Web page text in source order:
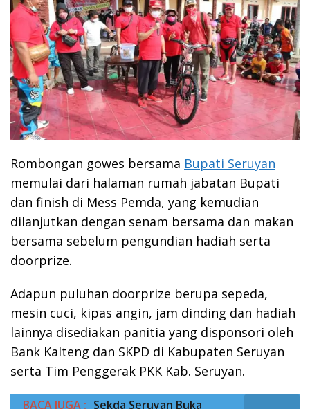
Rombongan gowes bersama Bupati Seruyan
memulai dari halaman rumah jabatan Bupati
dan finish di Mess Pemda, yang kemudian
dilanjutkan dengan senam bersama dan makan
bersama sebelum pengundian hadiah serta
doorprize.
Adapun puluhan doorprize berupa sepeda,
mesin cuci, kipas angin, jam dinding dan hadiah
lainnya disediakan panitia yang disponsori oleh
Bank Kalteng dan SKPD di Kabupaten Seruyan
serta Tim Penggerak PKK Kab. Seruyan.
BACA JUGA : Sekda Seruyan Buka